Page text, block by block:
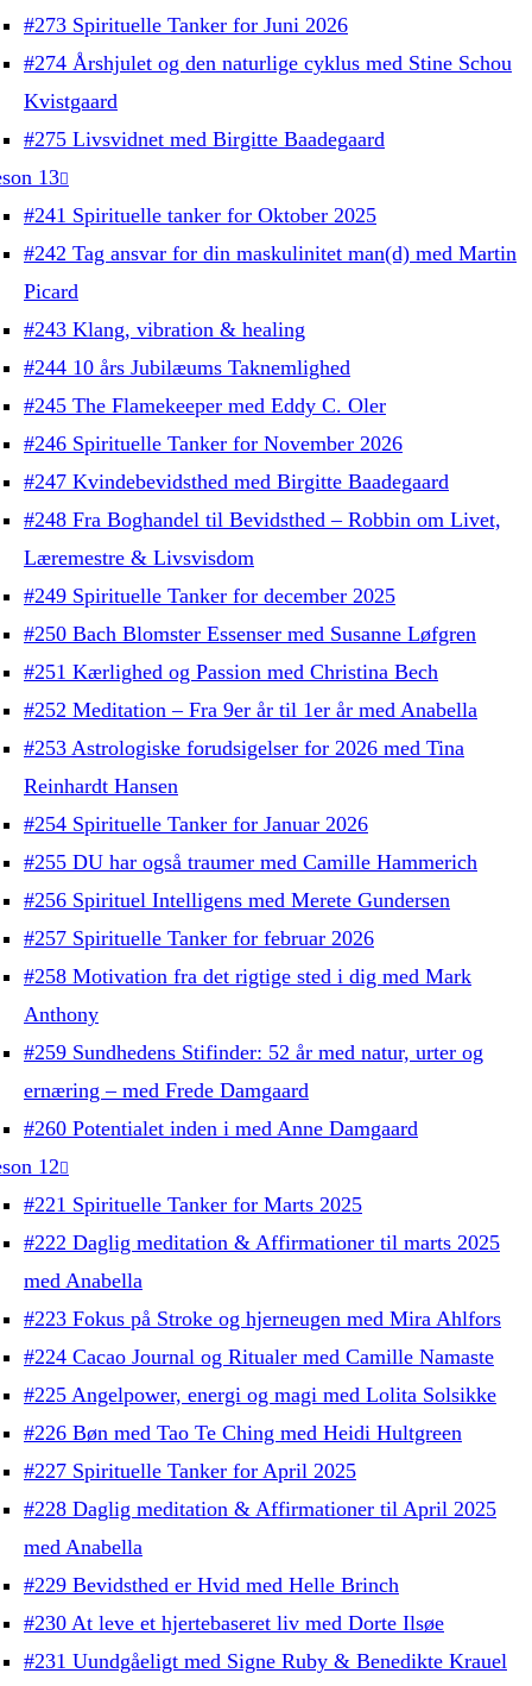
#273 Spirituelle Tanker for Juni 2026
#274 Årshjulet og den naturlige cyklus med Stine Schou
Kvistgaard
#275 Livsvidnet med Birgitte Baadegaard
13
#241 Spirituelle tanker for Oktober 2025
#242 Tag ansvar for din maskulinitet man(d) med Martin
Picard
#243 Klang, vibration & healing
#244 10 års Jubilæums Taknemlighed
#245 The Flamekeeper med Eddy C. Oler
#246 Spirituelle Tanker for November 2026
#247 Kvindebevidsthed med Birgitte Baadegaard
#248 Fra Boghandel til Bevidsthed – Robbin om Livet,
Læremestre & Livsvisdom
#249 Spirituelle Tanker for december 2025
#250 Bach Blomster Essenser med Susanne Løfgren
#251 Kærlighed og Passion med Christina Bech
#252 Meditation – Fra 9er år til 1er år med Anabella
#253 Astrologiske forudsigelser for 2026 med Tina
Reinhardt Hansen
#254 Spirituelle Tanker for Januar 2026
#255 DU har også traumer med Camille Hammerich
#256 Spirituel Intelligens med Merete Gundersen
#257 Spirituelle Tanker for februar 2026
#258 Motivation fra det rigtige sted i dig med Mark
Anthony
#259 Sundhedens Stifinder: 52 år med natur, urter og
ernæring – med Frede Damgaard
#260 Potentialet inden i med Anne Damgaard
12
#221 Spirituelle Tanker for Marts 2025
#222 Daglig meditation & Affirmationer til marts 2025
med Anabella
#223 Fokus på Stroke og hjerneugen med Mira Ahlfors
#224 Cacao Journal og Ritualer med Camille Namaste
#225 Angelpower, energi og magi med Lolita Solsikke
#226 Bøn med Tao Te Ching med Heidi Hultgreen
#227 Spirituelle Tanker for April 2025
#228 Daglig meditation & Affirmationer til April 2025
med Anabella
#229 Bevidsthed er Hvid med Helle Brinch
#230 At leve et hjertebaseret liv med Dorte Ilsøe
#231 Uundgåeligt med Signe Ruby & Benedikte Krauel